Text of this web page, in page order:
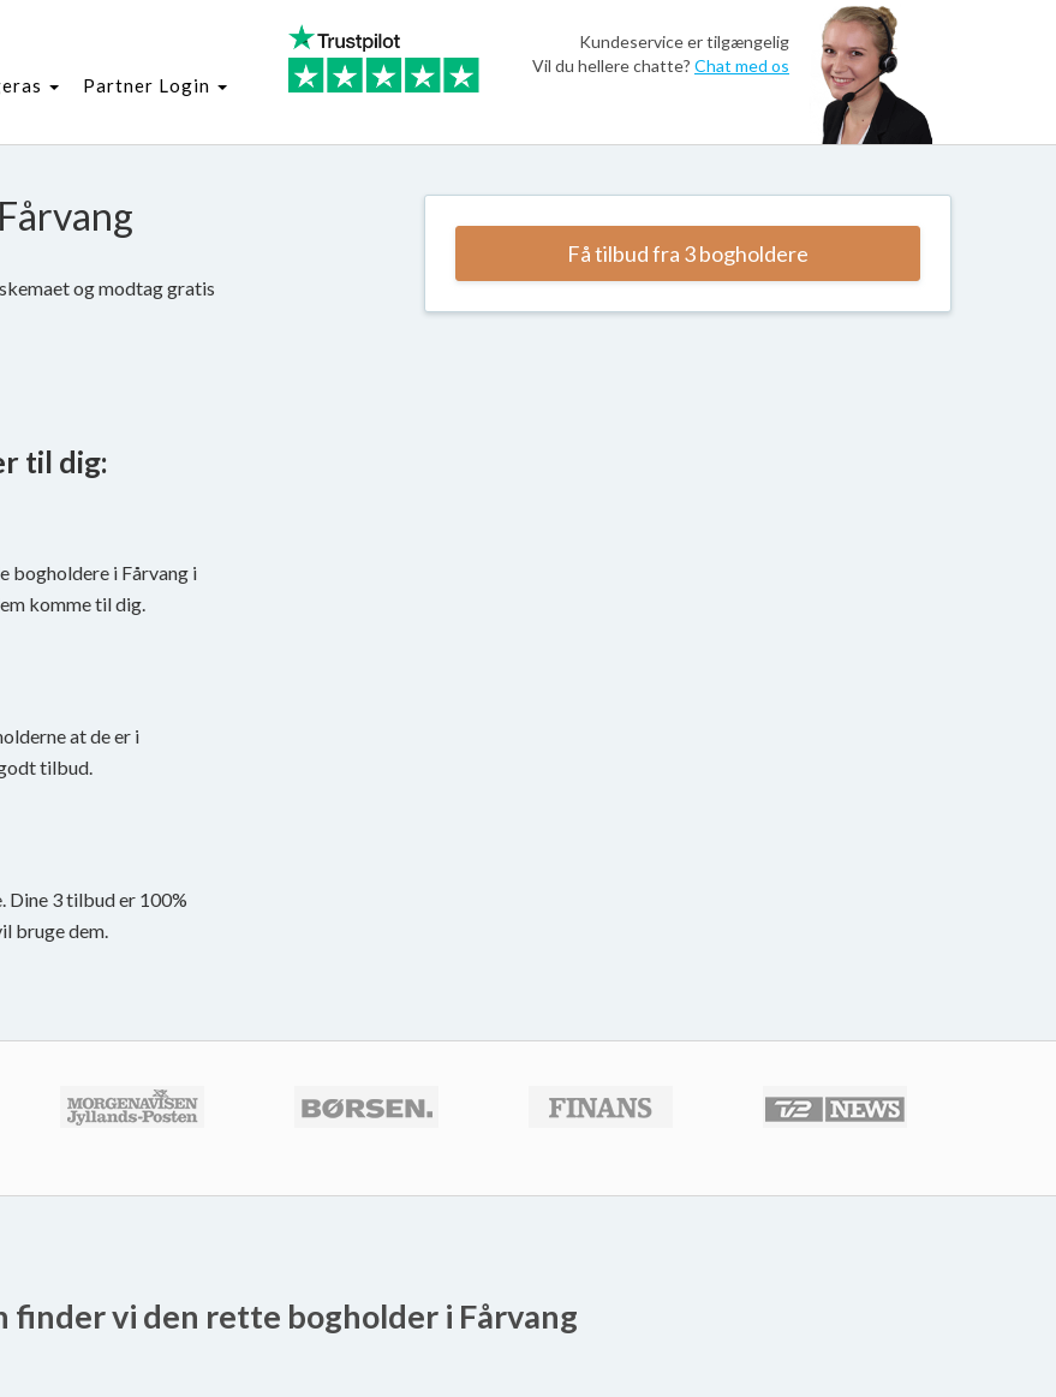
Partner Login
Kundeservice er tilgængelig
Vil du hellere chatte? Chat med os
og modtag gratis
Få tilbud fra 3 bogholdere
til dig:
bogholdere i Fårvang i
komme til dig.
at de er i
tilbud.
Dine 3 tilbud er 100%
bruge dem.
finder vi den rette bogholder i Fårvang